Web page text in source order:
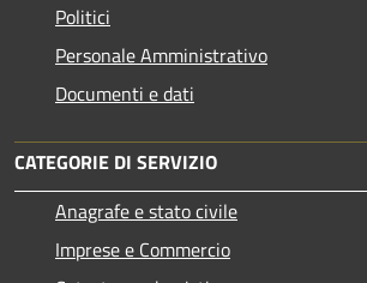
Politici
Personale Amministrativo
Documenti e dati
CATEGORIE DI SERVIZIO
Anagrafe e stato civile
Imprese e Commercio